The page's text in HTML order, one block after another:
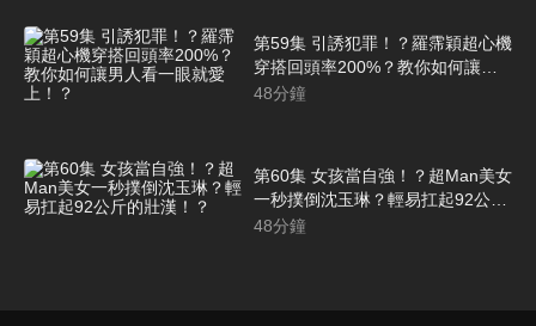
第59集 引誘犯罪！？羅霈穎超心機
穿搭回頭率200%？教你如何讓男
人看一眼就愛上！？
48分鐘
第60集 女孩當自強！？超Man美女
一秒撲倒沈玉琳？輕易扛起92公斤
的壯漢！？
48分鐘